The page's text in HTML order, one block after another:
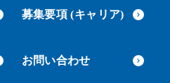
募集要項 (キャリア)
お問い合わせ